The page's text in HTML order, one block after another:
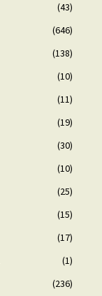
(43)
(646)
(138)
(10)
(11)
(19)
(30)
(10)
(25)
(15)
(17)
(1)
(236)